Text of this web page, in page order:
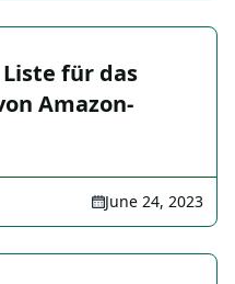
für das
Amazon-
June 24, 2023